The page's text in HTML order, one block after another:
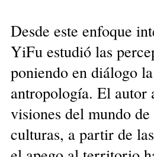
Desde este enfoque
YiFu estudió las
poniendo en diálogo
antropología. El autor
visiones del mundo
culturas, a partir de